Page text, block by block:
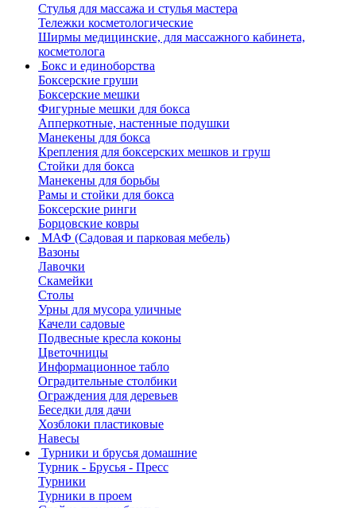
Стулья для массажа и стулья мастера
Тележки косметологические
Ширмы медицинские, для массажного кабинета,
косметолога
Бокс и единоборства
Боксерские груши
Боксерские мешки
Фигурные мешки для бокса
Апперкотные, настенные подушки
Манекены для бокса
Крепления для боксерских мешков и груш
Стойки для бокса
Манекены для борьбы
Рамы и стойки для бокса
Боксерские ринги
Борцовские ковры
МАФ (Садовая и парковая мебель)
Вазоны
Лавочки
Скамейки
Столы
Урны для мусора уличные
Качели садовые
Подвесные кресла коконы
Цветочницы
Информационное табло
Оградительные столбики
Ограждения для деревьев
Беседки для дачи
Хозблоки пластиковые
Навесы
Турники и брусья домашние
Турник - Брусья - Пресс
Турники
Турники в проем